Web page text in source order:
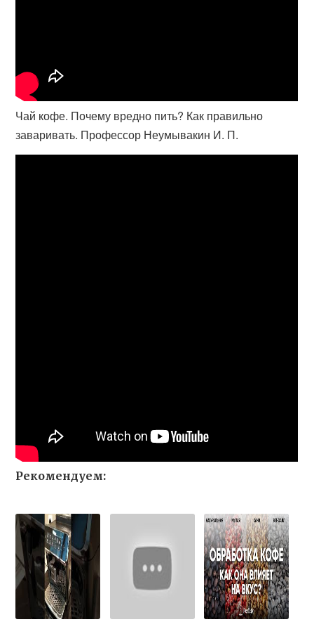
Чай кофе. Почему вредно пить? Как правильно
заваривать. Профессор Неумывакин И. П.
Рекомендуем: